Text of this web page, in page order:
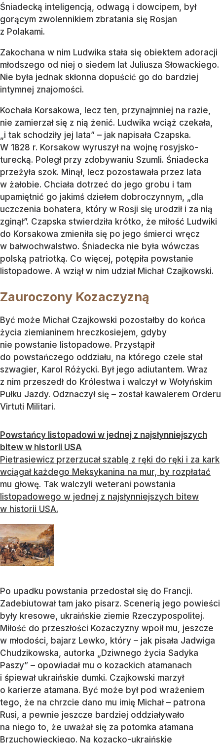
Śniadecką inteligencją, odwagą i dowcipem, był
gorącym zwolennikiem zbratania się Rosjan
z Polakami.
Zakochana w nim Ludwika stała się obiektem adoracji
młodszego od niej o siedem lat Juliusza Słowackiego.
Nie była jednak skłonna dopuścić go do bardziej
intymnej znajomości.
Kochała Korsakowa, lecz ten, przynajmniej na razie,
nie zamierzał się z nią żenić. Ludwika wciąż czekała,
„i tak schodziły jej lata” – jak napisała Czapska.
W 1828 r. Korsakow wyruszył na wojnę rosyjsko-
turecką. Poległ przy zdobywaniu Szumli. Śniadecka
przeżyła szok. Minął, lecz pozostawała przez lata
w żałobie. Chciała dotrzeć do jego grobu i tam
upamiętnić go jakimś dziełem dobroczynnym, „dla
uczczenia bohatera, który w Rosji się urodził i za nią
zginął”. Czapska stwierdziła krótko, że miłość Ludwiki
do Korsakowa zmieniła się po jego śmierci wręcz
w bałwochwalstwo. Śniadecka nie była wówczas
polską patriotką. Co więcej, potępiła powstanie
listopadowe. A wziął w nim udział Michał Czajkowski.
Zauroczony Kozaczyzną
Być może Michał Czajkowski pozostałby do końca
życia ziemianinem hreczkosiejem, gdyby
nie powstanie listopadowe. Przystąpił
do powstańczego oddziału, na którego czele stał
szwagier, Karol Różycki. Był jego adiutantem. Wraz
z nim przeszedł do Królestwa i walczył w Wołyńskim
Pułku Jazdy. Odznaczył się – został kawalerem Orderu
Virtuti Militari.
Powstańcy listopadowi w jednej z najsłynniejszych
bitew w historii USA
Pietrasiewicz przerzucał szablę z ręki do ręki i za kark
wciągał każdego Meksykanina na mur, by rozpłatać
mu głowę. Tak walczyli weterani powstania
listopadowego w jednej z najsłynniejszych bitew
w historii USA.
Po upadku powstania przedostał się do Francji.
Zadebiutował tam jako pisarz. Scenerią jego powieści
były kresowe, ukraińskie ziemie Rzeczypospolitej.
Miłość do przeszłości Kozaczyzny wpoił mu, jeszcze
w młodości, bajarz Lewko, który – jak pisała Jadwiga
Chudzikowska, autorka „Dziwnego życia Sadyka
Paszy” – opowiadał mu o kozackich atamanach
i śpiewał ukraińskie dumki. Czajkowski marzył
o karierze atamana. Być może był pod wrażeniem
tego, że na chrzcie dano mu imię Michał – patrona
Rusi, a pewnie jeszcze bardziej oddziaływało
na niego to, że uważał się za potomka atamana
Brzuchowieckiego. Na kozacko-ukraińskie